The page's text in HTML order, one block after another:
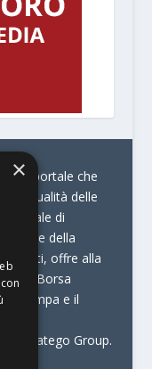
è il portale che
l’attualità delle
portale di
della
offre alla
la Borsa
Stampa e il
di Stratego Group.
×